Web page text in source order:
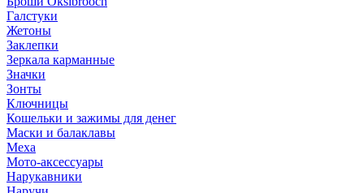
Галстуки
Жетоны
Заклепки
Зеркала карманные
Значки
Зонты
Ключницы
Кошельки и зажимы для денег
Маски и балаклавы
Меха
Мото-аксессуары
Нарукавники